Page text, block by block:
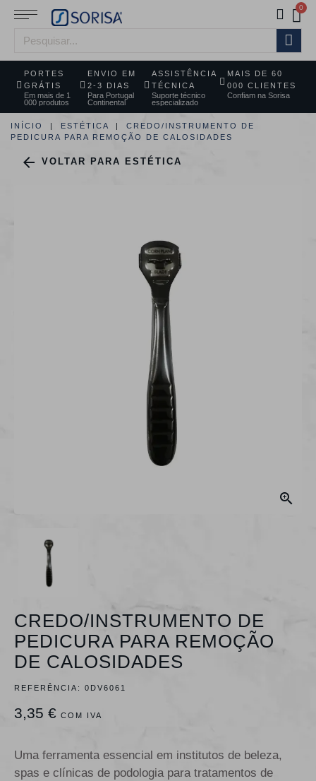
PORTES
GRÁTIS
Em mais de 1
000 produtos
ENVIO EM
2-3 DIAS
Para Portugal
Continental
ASSISTÊNCIA
TÉCNICA
Suporte técnico
especializado
MAIS DE 60
000 CLIENTES
Confiam na Sorisa
INÍCIO ESTÉTICA
CREDO/INSTRUMENTO DE
PEDICURA PARA REMOÇÃO DE CALOSIDADES
 VOLTAR PARA ESTÉTICA

CREDO/INSTRUMENTO DE
PEDICURA PARA REMOÇÃO
DE CALOSIDADES
REFERÊNCIA: 0DV6061
3,35 € COM IVA
Uma ferramenta essencial em institutos de beleza,
spas e clínicas de podologia para tratamentos de